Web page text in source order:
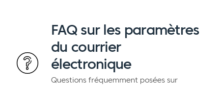
FAQ sur les paramètres
du courrier
électronique
Questions fréquemment posées sur